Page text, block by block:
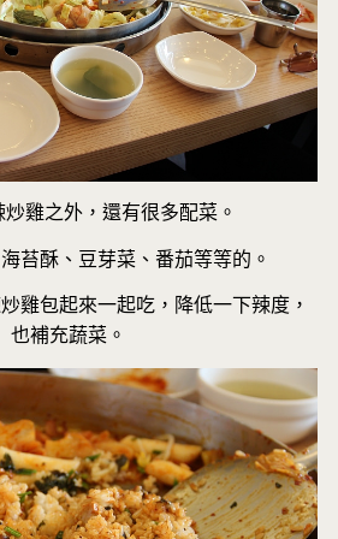
雞之外，還有很多配菜。
苔酥、豆芽菜、番茄等等的。
雞包起來一起吃，降低一下辣度，
也補充蔬菜。